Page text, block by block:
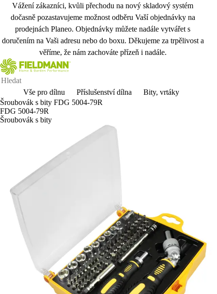
Vážení zákazníci, kvůli přechodu na nový skladový systém
dočasně pozastavujeme možnost odběru Vaší objednávky na
prodejnách Planeo. Objednávky můžete nadále vytvářet s
doručením na Vaši adresu nebo do boxu. Děkujeme za trpělivost a
věříme, že nám zachováte přízeň i nadále.
Vše pro dílnu Příslušenství dílna
Bity, vrtáky
Šroubovák s bity FDG 5004-79R
FDG 5004-79R
Šroubovák s bity